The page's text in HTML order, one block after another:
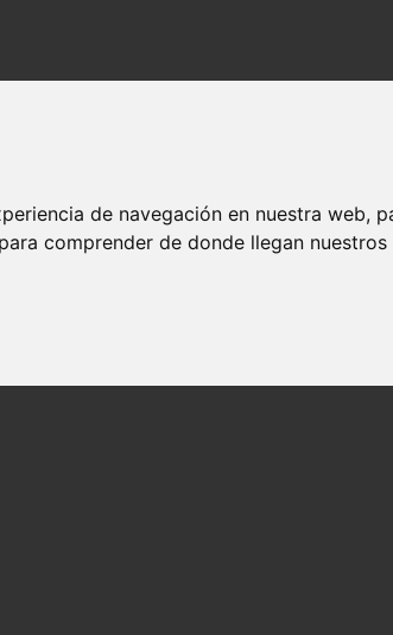
de navegación en nuestra web,
comprender de donde llegan nuestros